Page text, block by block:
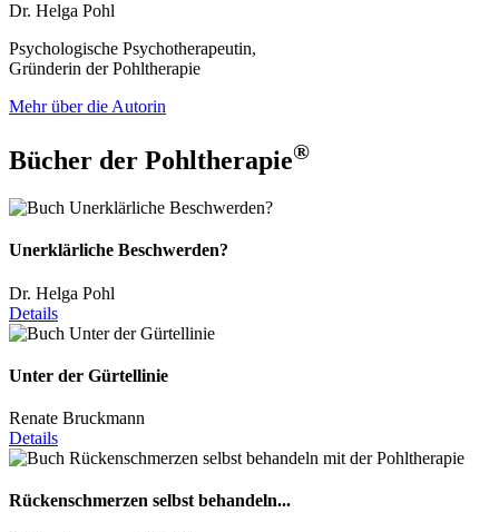
Dr. Helga Pohl
Psychologische Psychotherapeutin,
Gründerin der Pohltherapie
Mehr über die Autorin
Bücher der Pohltherapie®
Unerklärliche Beschwerden?
Dr. Helga Pohl
Details
Unter der Gürtellinie
Renate Bruckmann
Details
Rückenschmerzen selbst behandeln...